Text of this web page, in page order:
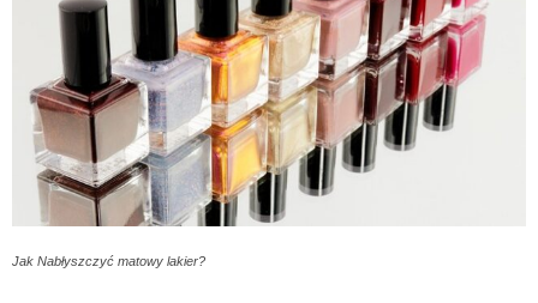
Jak Nabłyszczyć matowy lakier?